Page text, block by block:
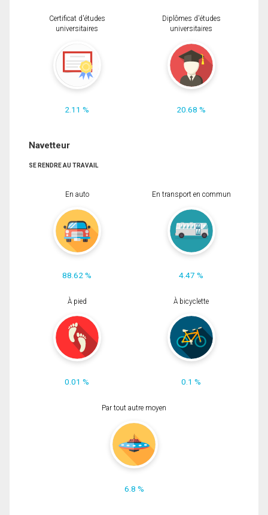
Certificat d'études
universitaires
2.11 %
Diplômes d'études
universitaires
20.68 %
Navetteur
SE RENDRE AU TRAVAIL
En auto
88.62 %
En transport en commun
4.47 %
À pied
0.01 %
À bicyclette
0.1 %
Par tout autre moyen
6.8 %